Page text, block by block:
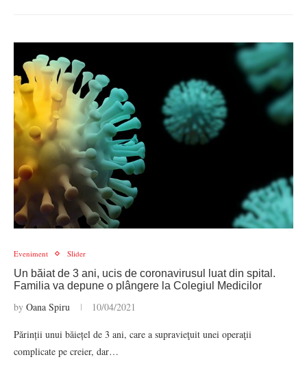
Eveniment Slider
Un băiat de 3 ani, ucis de coronavirusul luat din spital.
Familia va depune o plângere la Colegiul Medicilor
by Oana Spiru 10/04/2021
Părinții unui băiețel de 3 ani, care a supravieţuit unei operaţii
complicate pe creier, dar…